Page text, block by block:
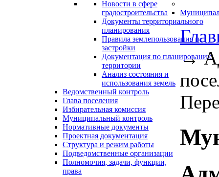
Новости в сфере
градостроительства
Документы территориального
планирования
Правила землепользования и
застройки
Документация по планированию
территории
Анализ состояния и
использования земель
Ведомственный контроль
Глава поселения
Избирательная комиссия
Муниципальный контроль
Нормативные документы
Проектная документация
Структура и режим работы
Подведомственные организации
Полномочия, задачи, функции,
права
→